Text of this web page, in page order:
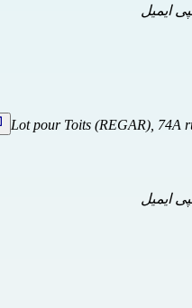
ایمیل
Lot pour Toits (REGAR), 74A
ایمیل